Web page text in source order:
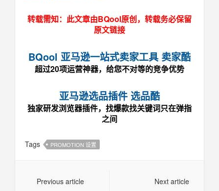
转载需知：此文章由BQool原创，转载务必保留
原文链接
BQool 亚马逊一站式卖家工具 卖家酷
超过20项运营神器，给您不对等的竞争优势
亚马逊选品插件 选品酷
独家研发浏览器插件，找爆款找关键词只在弹指
之间
Tags PROMOTION 设置
Next article
Previous article